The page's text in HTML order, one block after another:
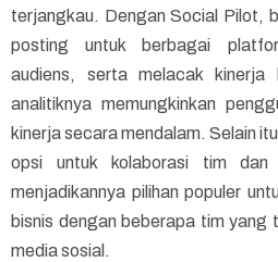
terjangkau. Dengan Social Pilot,
posting untuk berbagai
audiens, serta melacak kinerja
analitiknya memungkinkan
kinerja secara mendalam. Selain
opsi untuk kolaborasi tim dan
menjadikannya pilihan populer
bisnis dengan beberapa tim yang
media sosial.